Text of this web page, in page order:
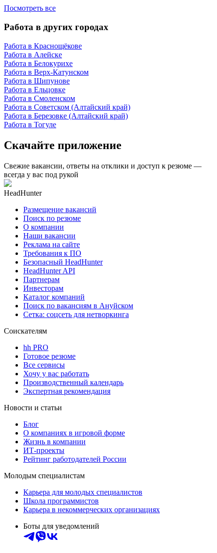
Посмотреть все
Работа в других городах
Работа в Краснощёкове
Работа в Алейске
Работа в Белокурихе
Работа в Верх-Катунском
Работа в Шипунове
Работа в Ельцовке
Работа в Смоленском
Работа в Советском (Алтайский край)
Работа в Березовке (Алтайский край)
Работа в Тогуле
Скачайте приложение
Свежие вакансии, ответы на отклики и доступ к резюме —
всегда у вас под рукой
HeadHunter
Размещение вакансий
Поиск по резюме
О компании
Наши вакансии
Реклама на сайте
Требования к ПО
Безопасный HeadHunter
HeadHunter API
Партнерам
Инвесторам
Каталог компаний
Поиск по вакансиям в Ануйском
Сетка: соцсеть для нетворкинга
Соискателям
hh PRO
Готовое резюме
Все сервисы
Хочу у вас работать
Производственный календарь
Экспертная рекомендация
Новости и статьи
Блог
О компаниях в игровой форме
Жизнь в компании
ИТ-проекты
Рейтинг работодателей России
Молодым специалистам
Карьера для молодых специалистов
Школа программистов
Карьера в некоммерческих организациях
Боты для уведомлений